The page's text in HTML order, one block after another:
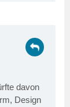
davon
Design